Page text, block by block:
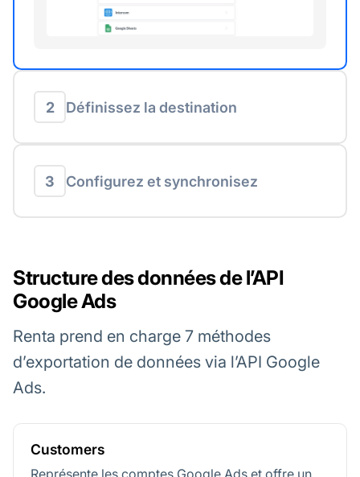
2 Définissez la destination
3 Configurez et synchronisez
Structure des données de l’API
Google Ads
Renta prend en charge 7 méthodes
d’exportation de données via l’API Google
Ads.
Customers